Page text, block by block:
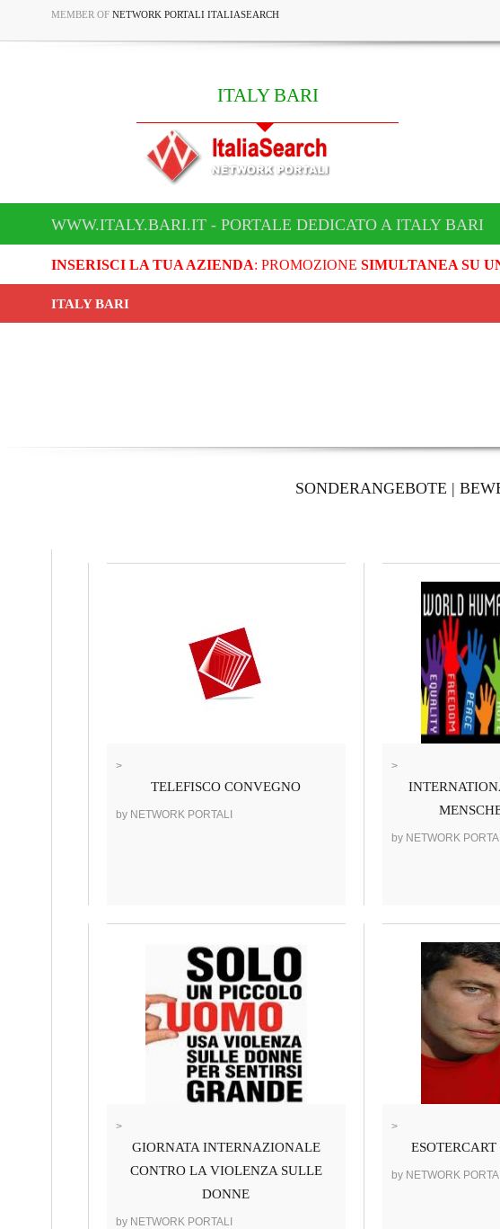
MEMBER OF NETWORK PORTALI ITALIASEARCH
ITALY BARI
WWW.ITALY.BARI.IT - PORTALE DEDICATO A ITALY BARI
INSERISCI LA TUA AZIENDA: PROMOZIONE SIMULTANEA SU
ITALY BARI
SONDERANGEBOTE |
>
TELEFISCO CONVEGNO
by NETWORK PORTALI
>
by NETWORK
>
GIORNATA INTERNAZIONALE
CONTRO LA VIOLENZA SULLE
DONNE
by NETWORK PORTALI
>
by NETWORK